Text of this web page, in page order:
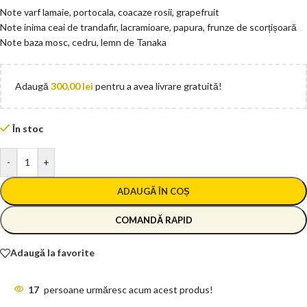
Note varf lamaie, portocala, coacaze rosii, grapefruit
Note inima ceai de trandafir, lacramioare, papura, frunze de scorțișoară
Note baza mosc, cedru, lemn de Tanaka
Adaugă 300,00lei pentru a avea livrare gratuită!
În stoc
- +
ADAUGĂ ÎN COȘ
COMANDĂ RAPID
Adaugă la favorite
17 persoane urmăresc acum acest produs!